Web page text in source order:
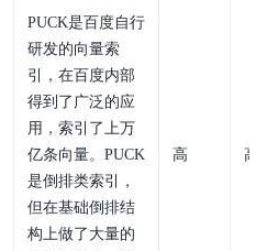
PUCK是百度自行
研发的向量索
引，在百度内部
得到了广泛的应
用，索引了上万
亿条向量。PUCK
是倒排类索引，
但在基础倒排结
构上做了大量的
高 高